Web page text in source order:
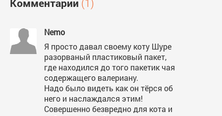
Комментарии (1)
Nemo
Я просто давал своему коту Шуре
разорваный пластиковый пакет,
где находился до того пакетик чая
содержащего валериану.
Надо было видеть как он тёрся об
него и наслаждался этим!
Совершенно безвредно для кота и